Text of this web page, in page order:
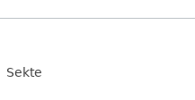
Sekte